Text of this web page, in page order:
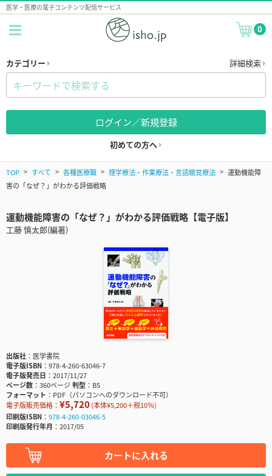
医学・医療の電子コンテンツ配信サービス
0
カテゴリー 詳細検索
ログイン／新規登録
初めての方へ
TOP すべて 各種医療職 理学療法・作業療法・言語聴覚療法
運動機能障
害の「なぜ？」がわかる評価戦略
運動機能障害の「なぜ？」がわかる評価戦略【電子版】
工藤 慎太郎(編著)
出版社
医学書院
電子版ISBN
978-4-260-63046-7
電子版発売日
2017/11/27
ページ数
360ページ判型
B5
フォーマット
PDF（パソコンへのダウンロード不可）
電子版販売価格： ¥5,720(本体¥5,200＋税10％)
印刷版ISBN
978-4-260-03046-5
印刷版発行年月
2017/05
カートに入れる